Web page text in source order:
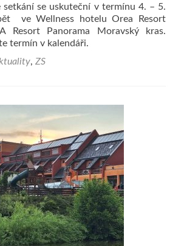
setkání se uskuteční v termínu 4. – 5.
ve Wellness hotelu Orea Resort
Resort Panorama Moravský kras.
termín v kalendáři.
, ZS